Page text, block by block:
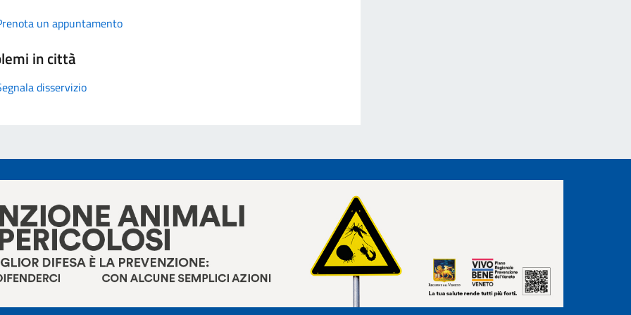
un appuntamento
in città
disservizio